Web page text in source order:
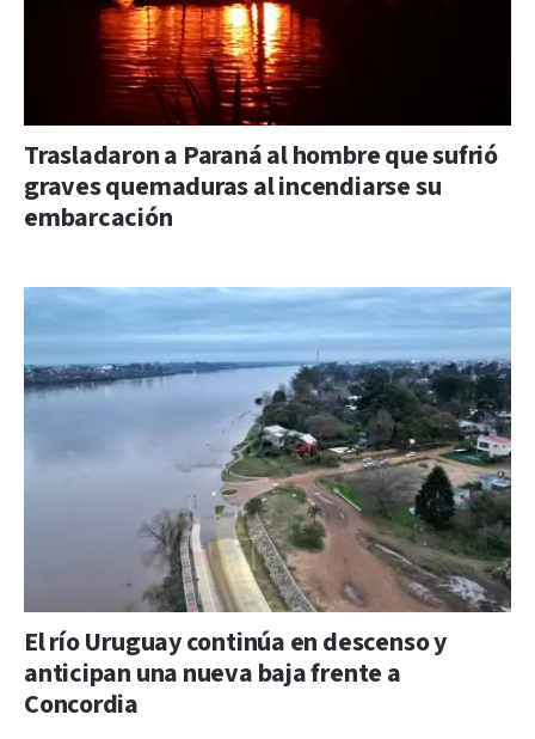
Trasladaron a Paraná al hombre que sufrió
graves quemaduras al incendiarse su
embarcación
El río Uruguay continúa en descenso y
anticipan una nueva baja frente a
Concordia